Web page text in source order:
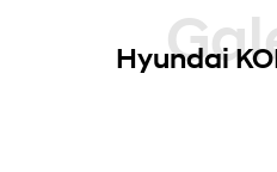
Galerie
Hyundai